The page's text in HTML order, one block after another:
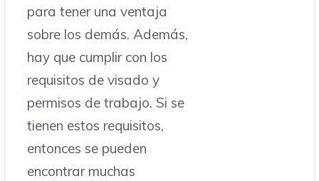
para tener una ventaja
sobre los demás. Además,
hay que cumplir con los
requisitos de visado y
permisos de trabajo. Si se
tienen estos requisitos,
entonces se pueden
encontrar muchas